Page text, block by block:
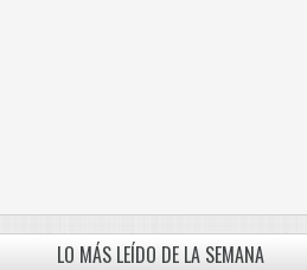
LO MÁS LEÍDO DE LA SEMANA